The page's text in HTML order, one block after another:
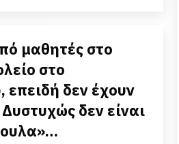
μαθητές στο
στο
επειδή δεν έχουν
δεν είναι